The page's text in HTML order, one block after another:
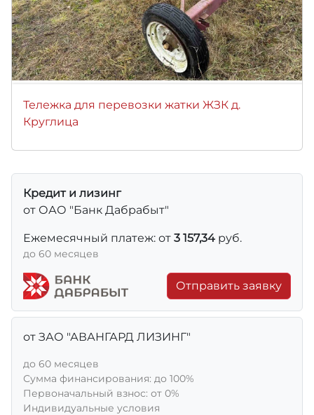
Тележка для перевозки жатки ЖЗК д.
Круглица
Кредит и лизинг
от ОАО "Банк Дабрабыт"
Ежемесячный платеж: от 3 157,34 руб.
до 60 месяцев
Отправить заявку
от ЗАО "АВАНГАРД ЛИЗИНГ"
до 60 месяцев
Сумма финансирования: до 100%
Первоначальный взнос: от 0%
Индивидуальные условия